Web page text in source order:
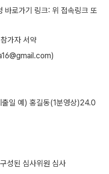
로가기 링크: 위 접속링크 또
가자 서약
일 예) 홍길동(1분영상)24.0
성된 심사위원 심사